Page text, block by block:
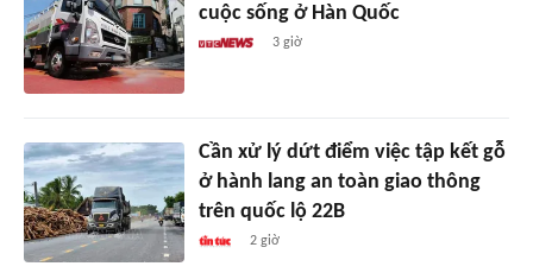
cuộc sống ở Hàn Quốc
3 giờ
Cần xử lý dứt điểm việc tập kết gỗ
ở hành lang an toàn giao thông
trên quốc lộ 22B
2 giờ